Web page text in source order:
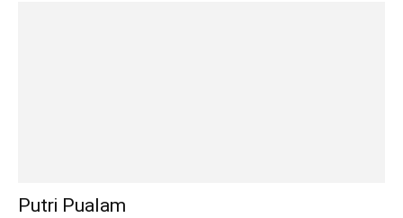
Putri Pualam